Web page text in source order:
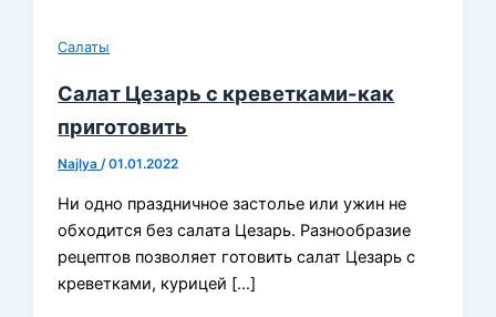
Салаты
Салат Цезарь с креветками-как
приготовить
Najlya/01.01.2022
Ни одно праздничное застолье или ужин не
обходится без салата Цезарь. Разнообразие
рецептов позволяет готовить салат Цезарь с
креветками, курицей […]